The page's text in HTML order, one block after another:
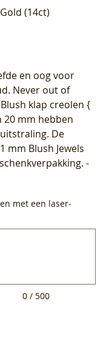
(14ct)
en oog voor
Never out of
klap creolen {
20 mm hebben
De
mm Blush Jewels
-
met een laser-
0 / 500